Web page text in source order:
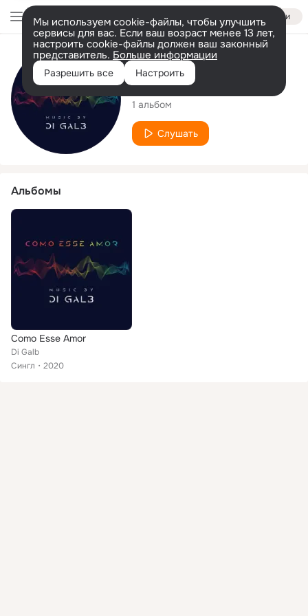
Войти
Мы используем cookie-файлы, чтобы улучшить
сервисы для вас. Если ваш возраст менее 13 лет,
настроить cookie-файлы должен ваш законный
представитель. Больше информации
Разрешить все Настроить
Исполнитель
Di Galb
1 альбом
Слушать
Альбомы
Como Esse Amor
Di Galb
Сингл
2020